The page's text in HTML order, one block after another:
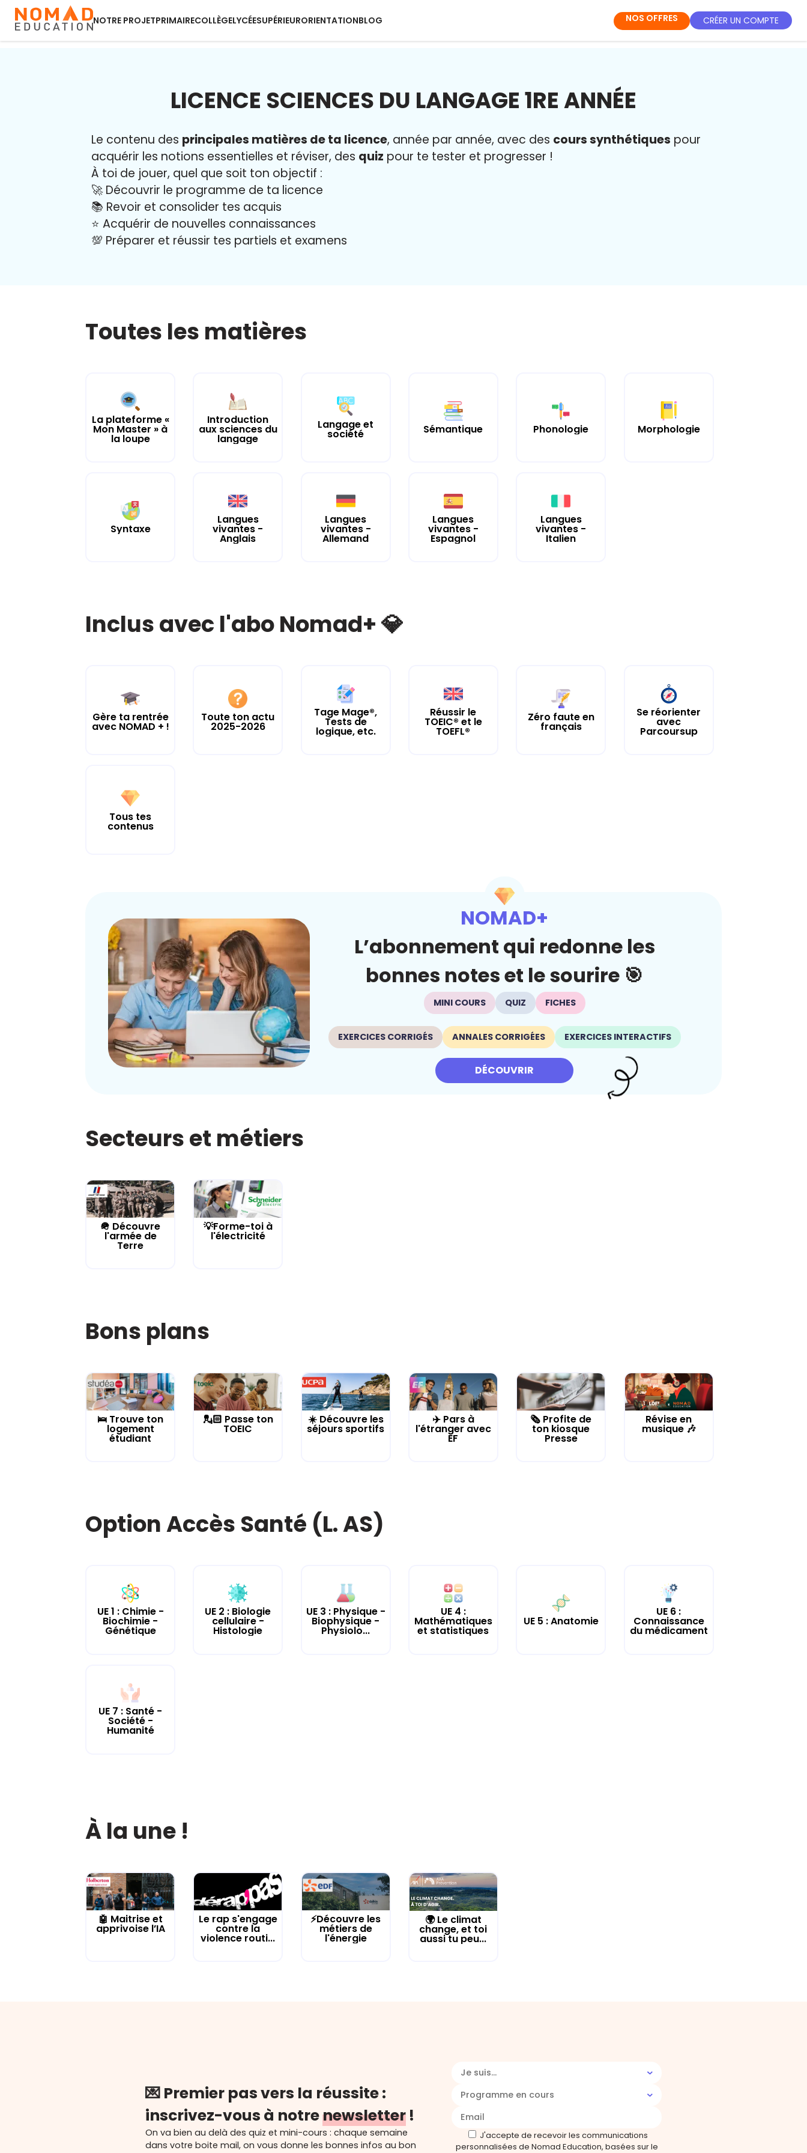
NOTRE PROJETPRIMAIRECOLLÈGELYCÉESUPÉRIEURORIENTATIONBLOG NOS OFFRES CRÉER UN COMPTE
LICENCE SCIENCES DU LANGAGE 1RE ANNÉE
Le contenu des principales matières de ta licence, année par année, avec des cours synthétiques pour
acquérir les notions essentielles et réviser, des quiz pour te tester et progresser !
À toi de jouer, quel que soit ton objectif :
🚀 Découvrir le programme de ta licence
📚 Revoir et consolider tes acquis
⭐️ Acquérir de nouvelles connaissances
💯 Préparer et réussir tes partiels et examens
Toutes les matières
La plateforme «
Mon Master » à
la loupe
Introduction
aux sciences du
langage
Langage et
société Sémantique Phonologie Morphologie
Syntaxe
Langues
vivantes -
Anglais
Langues
vivantes -
Allemand
Langues
vivantes -
Espagnol
Langues
vivantes -
Italien
Inclus avec l'abo Nomad+ 💎
Gère ta rentrée
avec NOMAD + !
Toute ton actu
2025-2026
Tage Mage®,
Tests de
logique, etc.
Réussir le
TOEIC® et le
TOEFL®
Zéro faute en
français
Se réorienter
avec
Parcoursup
Tous tes
contenus
NOMAD+
L’abonnement qui redonne les
bonnes notes et le sourire 🎯
MINI COURS QUIZ FICHES
EXERCICES CORRIGÉS ANNALES CORRIGÉES EXERCICES INTERACTIFS
DÉCOUVRIR
Secteurs et métiers
🪖 Découvre
l'armée de
Terre
💡Forme-toi à
l'électricité
Bons plans
🛌 Trouve ton
logement
étudiant
💂🏻 Passe ton
TOEIC
☀️ Découvre les
séjours sportifs
✈️ Pars à
l'étranger avec
EF
🗞️ Profite de
ton kiosque
Presse
Révise en
musique 🎶
Option Accès Santé (L. AS)
UE 1 : Chimie -
Biochimie -
Génétique
UE 2 : Biologie
cellulaire -
Histologie
UE 3 : Physique -
Biophysique -
Physiolo...
UE 4 :
Mathématiques
et statistiques
UE 5 : Anatomie
UE 6 :
Connaissance
du médicament
UE 7 : Santé -
Société -
Humanité
À la une !
🤖 Maitrise et
apprivoise l’IA
Le rap s'engage
contre la
violence routi...
⚡Découvre les
métiers de
l'énergie
🌍 Le climat
change, et toi
aussi tu peu...
💌 Premier pas vers la réussite :
inscrivez-vous à notrenewsletter !
On va bien au delà des quiz et mini-cours : chaque semaine
dans votre boite mail, on vous donne les bonnes infos au bon
Je suis...
Programme en cours
J'accepte de recevoir les communications
personnalisées de Nomad Education, basées sur le